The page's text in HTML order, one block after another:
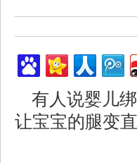
有人说婴儿
让宝宝的腿变